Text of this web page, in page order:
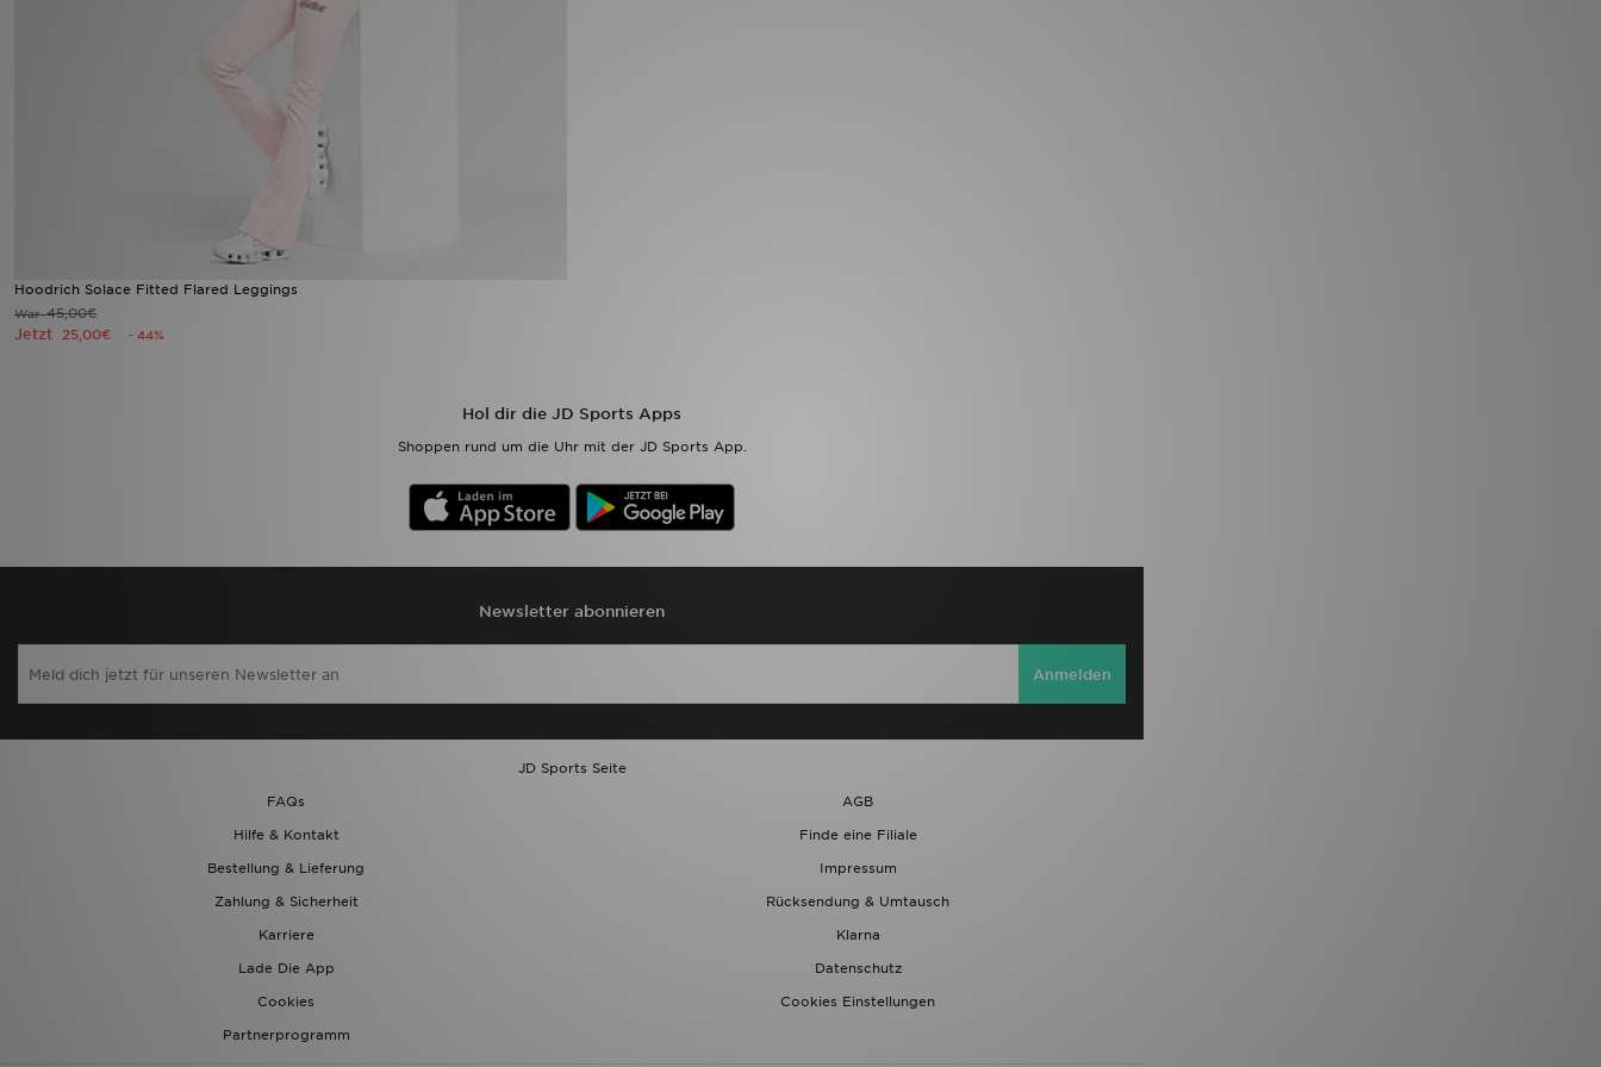
Hoodrich Solace Fitted Flared Leggings
War45,00€
Jetzt 25,00€ - 44%
Hol dir die JD Sports Apps
Shoppen rund um die Uhr mit der JD Sports App.
Newsletter abonnieren
Anmelden
JD Sports Seite
FAQs
AGB
Hilfe & Kontakt
Finde eine Filiale
Bestellung & Lieferung
Impressum
Zahlung & Sicherheit
Rücksendung & Umtausch
Karriere
Klarna
Lade Die App
Datenschutz
Cookies
Cookies Einstellungen
Partnerprogramm
Meine Nachrichten